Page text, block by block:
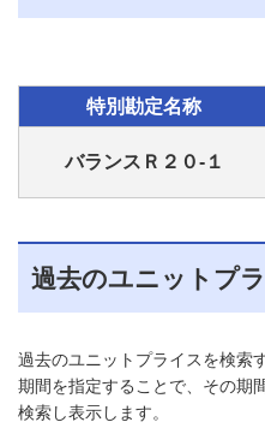
特別勘定名称
バランスＲ２０-１
過去のユニットプ
過去のユニットプライスを検索
期間を指定することで、その期
検索し表示します。